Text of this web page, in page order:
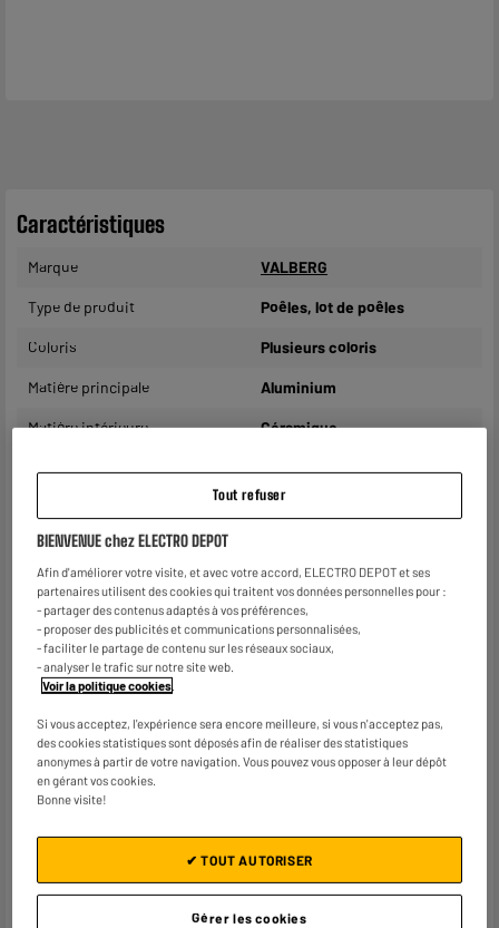
Caractéristiques
Marque VALBERG
Type de produit Poêles, lot de poêles
Coloris Plusieurs coloris
Matière principale Aluminium
Matière intérieure Céramique
Manche amovible Non
Lavable en lave-vaisselle
Caractéristiques
complémentaires
Lot de 2 poêles diamètres 24
et 28 cm
Revêtement intérieur
céramique
induction
Conseils d'utilisation et
de votre produit
- Il est recommandé d'utiliser
des ustensiles en bois,
silicone ou plastique pour ne
pas âbimer et prolonger la
Tout refuser
BIENVENUE chez ELECTRO DEPOT
Afin d'améliorer votre visite, et avec votre accord, ELECTRO DEPOT et ses
partenaires utilisent des cookies qui traitent vos données personnelles pour :
- partager des contenus adaptés à vos préférences,
- proposer des publicités et communications personnalisées,
- faciliter le partage de contenu sur les réseaux sociaux,
- analyser le trafic sur notre site web.
Voir la politique cookies
Si vous acceptez, l'expérience sera encore meilleure, si vous n'acceptez pas,
des cookies statistiques sont déposés afin de réaliser des statistiques
anonymes à partir de votre navigation. Vous pouvez vous opposer à leur dépôt
en gérant vos cookies.
Bonne visite!
Gérer les cookies
✔ TOUT AUTORISER